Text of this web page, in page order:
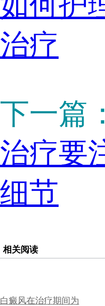
治疗
下一篇：
治疗要
细节
相关阅读
白癜风在治疗期间为